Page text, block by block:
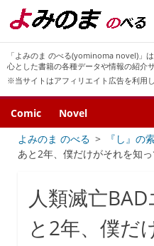
「よみのま のべる(yominoma novel)」
心とした書籍の各種データや情報の紹介
※当サイトはアフィリエイト広告を利用し
Comic
Novel
よみのま のべる
『し』の
あと2年、僕だけがそれを知
人類滅亡
と2年、僕だ